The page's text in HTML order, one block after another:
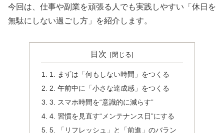
今回は、仕事や副業を頑張る人でも実践しやすい「休日を
無駄にしない過ごし方」を紹介します。
目次
1. まずは「何もしない時間」をつくる
2. 午前中に「小さな達成感」をつくる
3. スマホ時間を“意識的に減らす”
4. 習慣を見直す“メンテナンス日”にする
5. 「リフレッシュ」と「前進」のバラン